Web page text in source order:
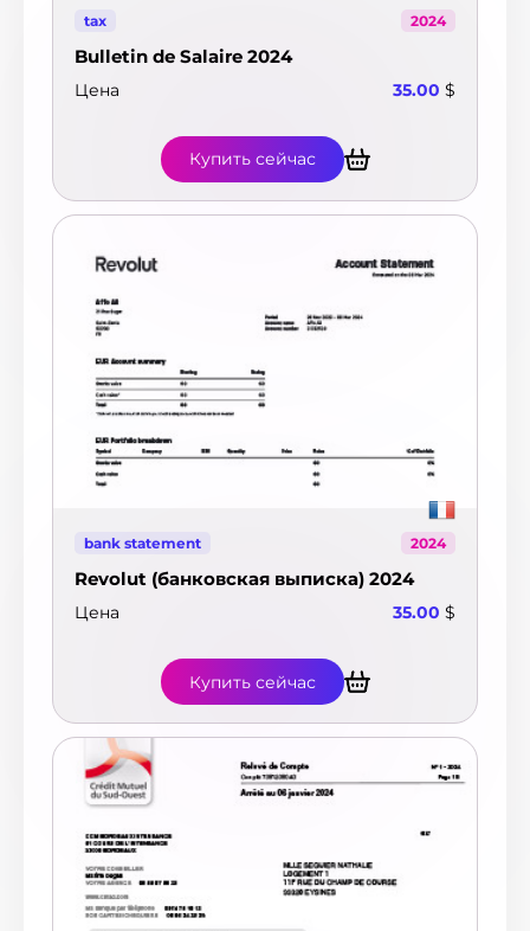
tax 2024
Bulletin de Salaire 2024
Цена 35.00 $
Купить сейчас
bank statement 2024
Revolut (банковская выписка) 2024
Цена 35.00 $
Купить сейчас